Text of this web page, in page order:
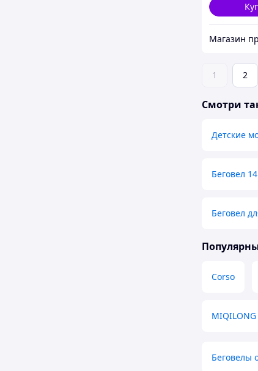
1 2
Смотри
Детские
Беговел
Беговел
Corso
MIQILONG
Беговелы